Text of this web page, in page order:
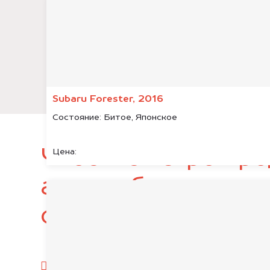
Subaru Forester, 2016
Состояние: Битое, Японское
Цена:
Чтобы быстро
автомобиль,
следующие